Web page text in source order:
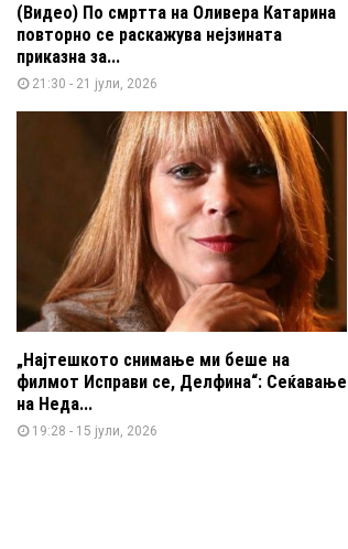
(Видео) По смртта на Оливера Катарина
повторно се раскажува нејзината
приказна за...
21:30 - 21 јули, 2026
„Најтешкото снимање ми беше на
филмот Исправи се, Делфина“: Сеќавање
на Неда...
19:28 - 15 јули, 2026